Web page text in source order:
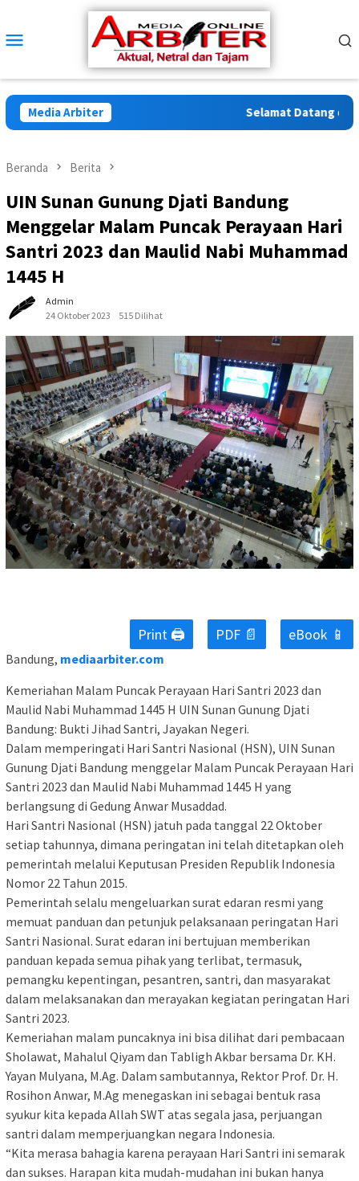
konten
Mobile
Media Arbiter Selamat Datang di
Beranda Berita
UIN Sunan Gunung Djati Bandung
Menggelar Malam Puncak Perayaan Hari
Santri 2023 dan Maulid Nabi Muhammad
1445 H
Admin
24 Oktober 2023
515 Dilihat
Print 🖨 PDF 📄 eBook 📱
Bandung, mediaarbiter.com
Kemeriahan Malam Puncak Perayaan Hari Santri 2023 dan
Maulid Nabi Muhammad 1445 H UIN Sunan Gunung Djati
Bandung: Bukti Jihad Santri, Jayakan Negeri.
Dalam memperingati Hari Santri Nasional (HSN), UIN Sunan
Gunung Djati Bandung menggelar Malam Puncak Perayaan Hari
Santri 2023 dan Maulid Nabi Muhammad 1445 H yang
berlangsung di Gedung Anwar Musaddad.
Hari Santri Nasional (HSN) jatuh pada tanggal 22 Oktober
setiap tahunnya, dimana peringatan ini telah ditetapkan oleh
pemerintah melalui Keputusan Presiden Republik Indonesia
Nomor 22 Tahun 2015.
Pemerintah selalu mengeluarkan surat edaran resmi yang
memuat panduan dan petunjuk pelaksanaan peringatan Hari
Santri Nasional. Surat edaran ini bertujuan memberikan
panduan kepada semua pihak yang terlibat, termasuk,
pemangku kepentingan, pesantren, santri, dan masyarakat
dalam melaksanakan dan merayakan kegiatan peringatan Hari
Santri 2023.
Kemeriahan malam puncaknya ini bisa dilihat dari pembacaan
Sholawat, Mahalul Qiyam dan Tabligh Akbar bersama Dr. KH.
Yayan Mulyana, M.Ag. Dalam sambutannya, Rektor Prof. Dr. H.
Rosihon Anwar, M.Ag menegaskan ini sebagai bentuk rasa
syukur kita kepada Allah SWT atas segala jasa, perjuangan
santri dalam memperjuangkan negara Indonesia.
“Kita merasa bahagia karena perayaan Hari Santri ini semarak
dan sukses. Harapan kita mudah-mudahan ini bukan hanya